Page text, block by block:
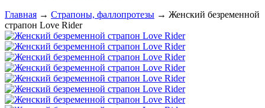
Главная → Страпоны, фаллопротезы → Женский безременной
страпон Love Rider